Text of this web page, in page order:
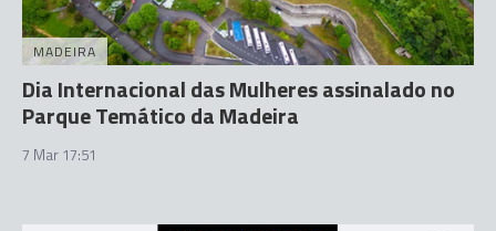
MADEIRA
Dia Internacional das Mulheres assinalado no
Parque Temático da Madeira
7 Mar 17:51